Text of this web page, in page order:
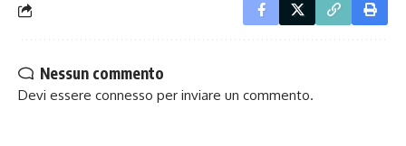
Nessun commento
Devi essere connesso per inviare un commento.